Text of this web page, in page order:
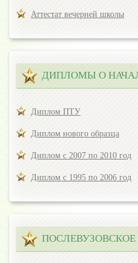
Аттестат вечерней школы
ДИПЛОМЫ О
Диплом ПТУ
Диплом нового образца
Диплом с 2007 по 2010 год
Диплом с 1995 по 2006 год
ПОСЛЕВУЗОВСКОЕ